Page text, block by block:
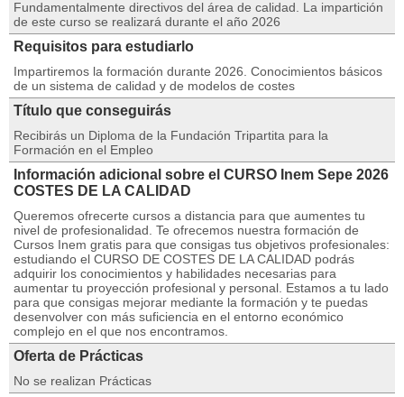
Fundamentalmente directivos del área de calidad. La impartición
de este curso se realizará durante el año 2026
Requisitos para estudiarlo
Impartiremos la formación durante 2026. Conocimientos básicos
de un sistema de calidad y de modelos de costes
Título que conseguirás
Recibirás un Diploma de la Fundación Tripartita para la
Formación en el Empleo
Información adicional sobre el CURSO Inem Sepe 2026
COSTES DE LA CALIDAD
Queremos ofrecerte cursos a distancia para que aumentes tu
nivel de profesionalidad. Te ofrecemos nuestra formación de
Cursos Inem gratis para que consigas tus objetivos profesionales:
estudiando el CURSO DE COSTES DE LA CALIDAD podrás
adquirir los conocimientos y habilidades necesarias para
aumentar tu proyección profesional y personal. Estamos a tu lado
para que consigas mejorar mediante la formación y te puedas
desenvolver con más suficiencia en el entorno económico
complejo en el que nos encontramos.
Oferta de Prácticas
No se realizan Prácticas